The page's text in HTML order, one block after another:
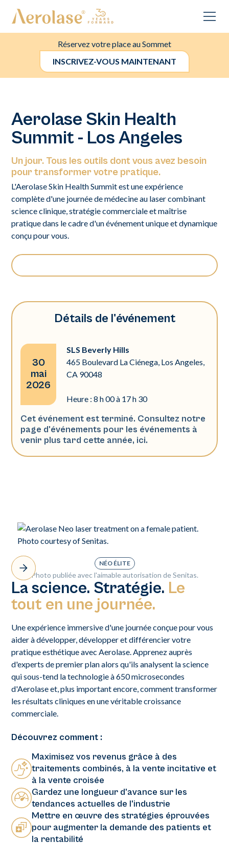
Réservez votre place au Sommet
INSCRIVEZ-VOUS MAINTENANT
Aerolase Skin Health
Summit - Los Angeles
Un jour. Tous les outils dont vous avez besoin
pour transformer votre pratique.
L'Aerolase Skin Health Summit est une expérience
complète d'une journée de médecine au laser combinant
science clinique, stratégie commerciale et maîtrise
pratique dans le cadre d'un événement unique et dynamique
conçu pour vous.
Détails de l'événement
30
mai
2026
SLS Beverly Hills
465 Boulevard La Ciénega, Los Angeles,
CA 90048
Heure : 8 h 00 à 17 h 30
Cet événement est terminé. Consultez notre
page d'événements pour les événements à
venir plus tard cette année, ici.
La science. Stratégie. Le
tout en une journée.
Une expérience immersive d'une journée conçue pour vous
aider à développer, développer et différencier votre
pratique esthétique avec Aerolase. Apprenez auprès
d'experts de premier plan alors qu'ils analysent la science
qui sous-tend la technologie à 650 microsecondes
d'Aerolase et, plus important encore, comment transformer
les résultats cliniques en une véritable croissance
commerciale.
Découvrez comment :
Maximisez vos revenus grâce à des
traitements combinés, à la vente incitative et
à la vente croisée
Gardez une longueur d'avance sur les
tendances actuelles de l'industrie
Mettre en œuvre des stratégies éprouvées
pour augmenter la demande des patients et
la rentabilité
NÉO ÉLITE
Photo publiée avec l'aimable autorisation de Senitas.